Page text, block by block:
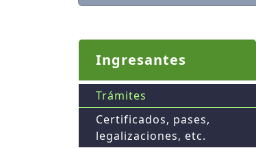
Ingresantes
Trámites
Certificados, pases,
legalizaciones, etc.